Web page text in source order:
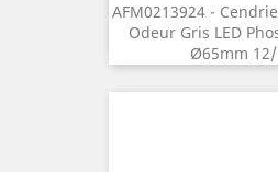
AFM0213924 -
Odeur Gris LED
Ø65mm